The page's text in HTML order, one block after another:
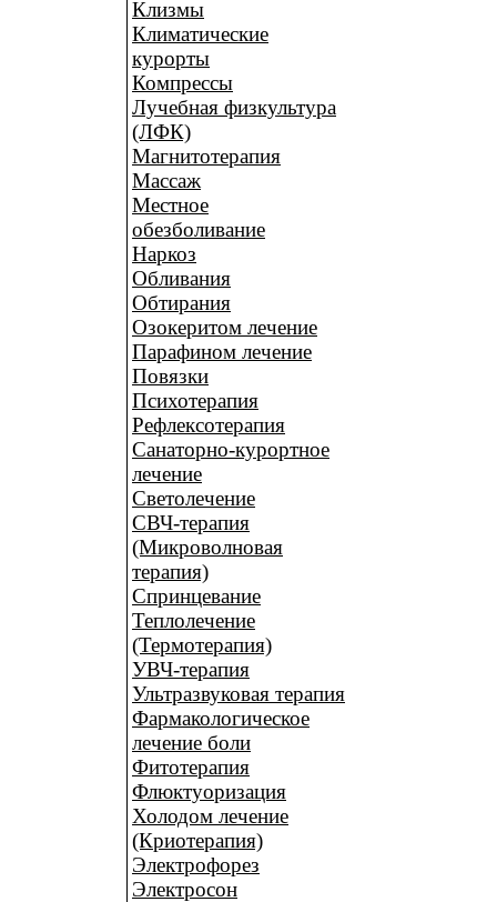
Клизмы
Климатические
курорты
Компрессы
Лучебная физкультура
(ЛФК)
Магнитотерапия
Массаж
Местное
обезболивание
Наркоз
Обливания
Обтирания
Озокеритом лечение
Парафином лечение
Повязки
Психотерапия
Рефлексотерапия
Санаторно-курортное
лечение
Светолечение
СВЧ-терапия
(Микроволновая
терапия)
Спринцевание
Теплолечение
(Термотерапия)
УВЧ-терапия
Ультразвуковая терапия
Фармакологическое
лечение боли
Фитотерапия
Флюктуоризация
Холодом лечение
(Криотерапия)
Электрофорез
Электросон